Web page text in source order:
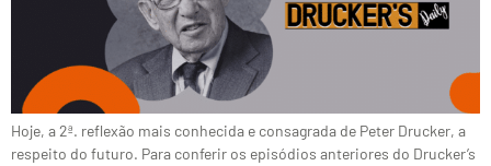
Hoje, a 2ª. reflexão mais conhecida e consagrada de Peter Drucker, a
respeito do futuro. Para conferir os episódios anteriores do Drucker’s